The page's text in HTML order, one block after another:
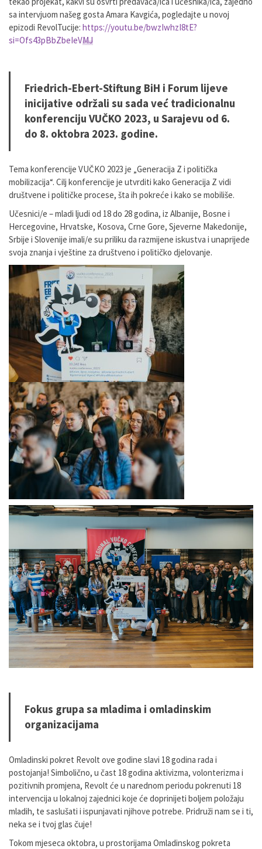
sa intervjuom našeg gosta Amara Kavgića, pogledajte u novoj
epizodi RevolTucije: https://youtu.be/bwzIwhzI8tE?
si=Ofs43pBbZbeIeVMJ
Friedrich-Ebert-Stiftung BiH i Forum lijeve
inicijative održali su sada već tradicionalnu
konferenciju VUČKO 2023, u Sarajevu od 6.
do 8. oktobra 2023. godine.
Tema konferencije VUČKO 2023 je „Generacija Z i politička
mobilizacija“. Cilj konferencije je utvrditi kako Generacija Z vidi
društvene i političke procese, šta ih pokreće i kako se mobiliše.
Učesnici/e – mladi ljudi od 18 do 28 godina, iz Albanije, Bosne i
Hercegovine, Hrvatske, Kosova, Crne Gore, Sjeverne Makedonije,
Srbije i Slovenije imali/e su priliku da razmijene iskustva i unaprijede
svoja znanja i vještine za društveno i političko djelovanje.
Fokus grupa sa mladima i omladinskim
organizacijama
Omladinski pokret Revolt ove godine slavi 18 godina rada i
postojanja! Simbolično, u čast 18 godina aktivizma, volonterizma i
pozitivnih promjena, Revolt će u narednom periodu pokrenuti 18
intervencija u lokalnoj zajednici koje će doprinijeti boljem položaju
mladih, te saslušati i ispunjavati njihove potrebe. Pridruži nam se i ti,
neka se i tvoj glas čuje!
Tokom mjeseca oktobra, u prostorijama Omladinskog pokreta